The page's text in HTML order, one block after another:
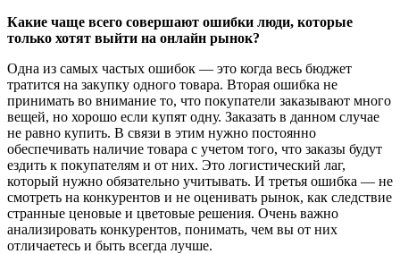
Какие чаще всего совершают ошибки люди, которые
только хотят выйти на онлайн рынок?
Одна из самых частых ошибок — это когда весь бюджет
тратится на закупку одного товара. Вторая ошибка не
принимать во внимание то, что покупатели заказывают много
вещей, но хорошо если купят одну. Заказать в данном случае
не равно купить. В связи в этим нужно постоянно
обеспечивать наличие товара с учетом того, что заказы будут
ездить к покупателям и от них. Это логистический лаг,
который нужно обязательно учитывать. И третья ошибка — не
смотреть на конкурентов и не оценивать рынок, как следствие
странные ценовые и цветовые решения. Очень важно
анализировать конкурентов, понимать, чем вы от них
отличаетесь и быть всегда лучше.